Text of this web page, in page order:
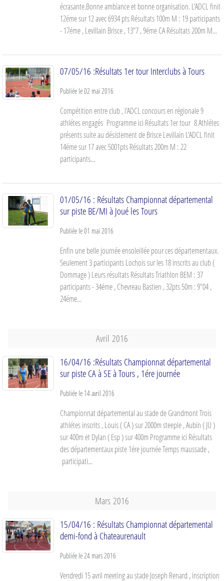
écrasante.Bonne ambiance et bonne organisation. L'ADCL finit
12éme sur 12 avec 6934 pts Résultats 100m M : 19 participants
- 17éme , Levillain Brisce , 13"7 , 9éme CA Résultats 200m M...
07/05/16 :Résultats 1er tour Interclubs à Tours
Publiée le02 mai 2016
Compétition entre club , l'ADCL concours en régionale 9
athlétes engagés Programme ici Résultats 1er tour 8 Athlétes
présents suite au désistement de Brisce Levillain L'ADCL finit
14éme sur 17 avec 5001pts Résultats 200m M : 22
participants...
01/05/16 : Résultats Championnat départemental
sur piste BE/MI à Joué les Tours
Publiée le01 mai 2016
Enfin une belle journée ensoleillée pour ces départementaux.
Seulement 3 participants Lochois sur les 18 inscrits au club (
Dommage ) Leurs résultats Résultats Triathlon BEM : 37
participants - 34éme , Chevreau Bastien , 32pts 50m : 9"04 ,
24éme...
Avril 2016
16/04/16 :Résultats Championnat départemental
sur piste CA à SE à Tours , 1ére journée
Publiée le 14 avril 2016
Championnat départemental au stade de Grandmont Trois
athlétes inscrits , Louis ( CA ) sur 2000m steeple , Aubin ( JU )
sur 400m et Dylan ( Esp ) sur 400m Programme ici Résultats
des départementaux piste 1ére journée Temps maussade ,
participati...
Mars 2016
15/04/16 : Résultats Championnat départemental
demi-fond à Chateaurenault
Publiée le 24 mars 2016
Vendredi 15 avril meeting au stade Joseph Renard , inscription